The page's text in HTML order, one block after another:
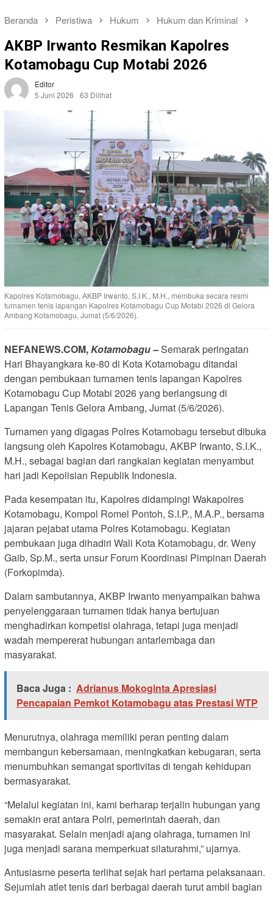
Beranda Peristiwa Hukum Hukum dan Kriminal
AKBP Irwanto Resmikan Kapolres
Kotamobagu Cup Motabi 2026
Editor
5 Juni 2026
63 Dilihat
Kapolres Kotamobagu, AKBP Irwanto, S.I.K., M.H., membuka secara resmi
turnamen tenis lapangan Kapolres Kotamobagu Cup Motabi 2026 di Gelora
Ambang Kotamobagu, Jumat (5/6/2026).
NEFANEWS.COM,Kotamobagu –Semarak peringatan
Hari Bhayangkara ke-80 di Kota Kotamobagu ditandai
dengan pembukaan turnamen tenis lapangan Kapolres
Kotamobagu Cup Motabi 2026 yang berlangsung di
Lapangan Tenis Gelora Ambang, Jumat (5/6/2026).
Turnamen yang digagas Polres Kotamobagu tersebut dibuka
langsung oleh Kapolres Kotamobagu, AKBP Irwanto, S.I.K.,
M.H., sebagai bagian dari rangkaian kegiatan menyambut
hari jadi Kepolisian Republik Indonesia.
Pada kesempatan itu, Kapolres didampingi Wakapolres
Kotamobagu, Kompol Romel Pontoh, S.I.P., M.A.P., bersama
jajaran pejabat utama Polres Kotamobagu. Kegiatan
pembukaan juga dihadiri Wali Kota Kotamobagu, dr. Weny
Gaib, Sp.M., serta unsur Forum Koordinasi Pimpinan Daerah
(Forkopimda).
Dalam sambutannya, AKBP Irwanto menyampaikan bahwa
penyelenggaraan turnamen tidak hanya bertujuan
menghadirkan kompetisi olahraga, tetapi juga menjadi
wadah mempererat hubungan antarlembaga dan
masyarakat.
Baca Juga : Adrianus Mokoginta Apresiasi
Pencapaian Pemkot Kotamobagu atas Prestasi WTP
Menurutnya, olahraga memiliki peran penting dalam
membangun kebersamaan, meningkatkan kebugaran, serta
menumbuhkan semangat sportivitas di tengah kehidupan
bermasyarakat.
“Melalui kegiatan ini, kami berharap terjalin hubungan yang
semakin erat antara Polri, pemerintah daerah, dan
masyarakat. Selain menjadi ajang olahraga, turnamen ini
juga menjadi sarana memperkuat silaturahmi,” ujarnya.
Antusiasme peserta terlihat sejak hari pertama pelaksanaan.
Sejumlah atlet tenis dari berbagai daerah turut ambil bagian